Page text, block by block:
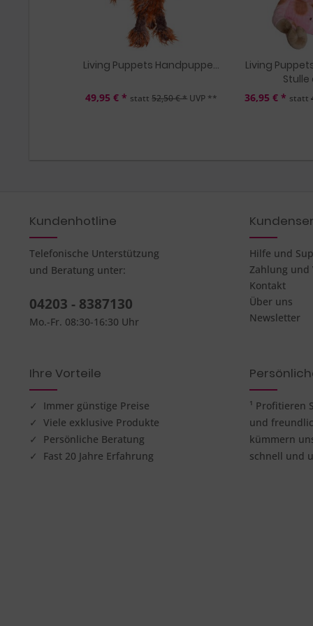
Living Puppets Handpuppe...
49,95 € * statt52,50 € * UVP **
Living
Stulle
36,95 € * statt
Kundenhotline
Telefonische Unterstützung
und Beratung unter:
04203 - 8387130
Mo.-Fr. 08:30-16:30 Uhr
Hilfe und
Zahlung und
Kontakt
Über uns
Newsletter
Ihre Vorteile
✓ Immer günstige Preise
✓ Viele exklusive Produkte
✓ Persönliche Beratung
✓ Fast 20 Jahre Erfahrung
¹ Profitieren
und
kümmern
schnell und